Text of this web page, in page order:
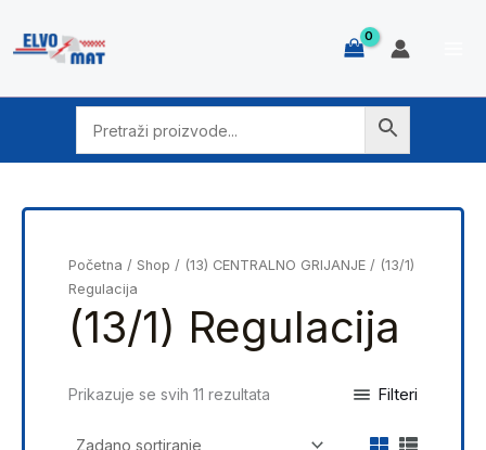
content
Početna / Shop / (13) CENTRALNO GRIJANJE / (13/1)
Regulacija
(13/1) Regulacija
Prikazuje se svih 11 rezultata Filteri